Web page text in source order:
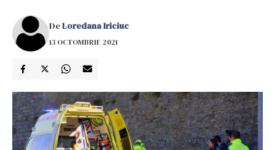
DeLoredana Iriciuc
13 OCTOMBRIE 2021